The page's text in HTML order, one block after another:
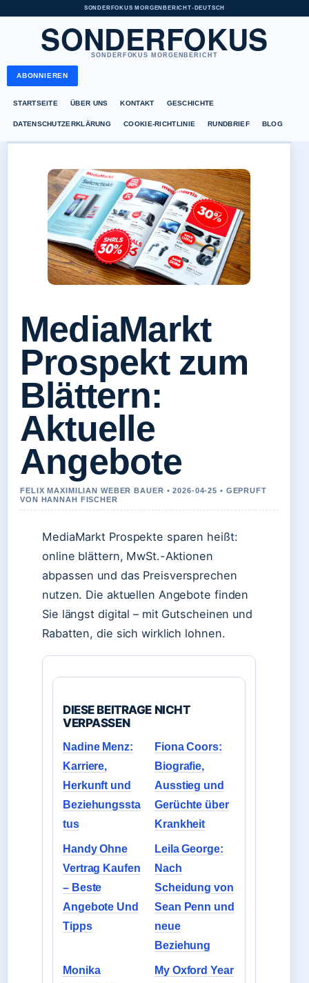
SONDERFOKUS MORGENBERICHT• DEUTSCH
SONDERFOKUS
SONDERFOKUS MORGENBERICHT
ABONNIEREN
STARTSEITE ÜBER UNS KONTAKT GESCHICHTE
DATENSCHUTZERKLÄRUNG COOKIE-RICHTLINIE RUNDBRIEF BLOG
MediaMarkt
Prospekt zum
Blättern:
Aktuelle
Angebote
FELIX MAXIMILIAN WEBER BAUER • 2026-04-25 • GEPRUFT
VON HANNAH FISCHER
MediaMarkt Prospekte sparen heißt:
online blättern, MwSt.-Aktionen
abpassen und das Preisversprechen
nutzen. Die aktuellen Angebote finden
Sie längst digital – mit Gutscheinen und
Rabatten, die sich wirklich lohnen.
DIESE BEITRAGE NICHT
VERPASSEN
Nadine Menz:
Karriere,
Herkunft und
Beziehungssta
tus
Fiona Coors:
Biografie,
Ausstieg und
Gerüchte über
Krankheit
Handy Ohne
Vertrag Kaufen
– Beste
Angebote Und
Tipps
Leila George:
Nach
Scheidung von
Sean Penn und
neue
Beziehung
Monika
My Oxford Year